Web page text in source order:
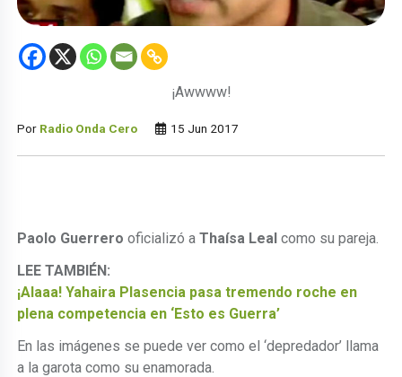
¡Awwww!
Por Radio Onda Cero 15 Jun 2017
Paolo Guerrero oficializó aThaísa Leal como su pareja.
LEE TAMBIÉN:
¡Alaaa! Yahaira Plasencia pasa tremendo roche en
plena competencia en ‘Esto es Guerra’
En las imágenes se puede ver como el ‘depredador’ llama
a la garota como su enamorada.